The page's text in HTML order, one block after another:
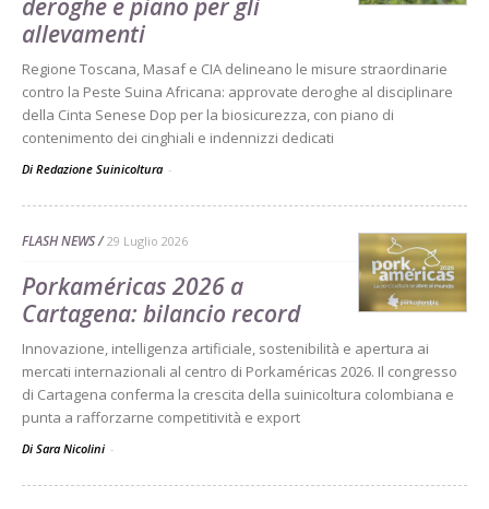
deroghe e piano per gli
allevamenti
Regione Toscana, Masaf e CIA delineano le misure straordinarie
contro la Peste Suina Africana: approvate deroghe al disciplinare
della Cinta Senese Dop per la biosicurezza, con piano di
contenimento dei cinghiali e indennizzi dedicati
Di Redazione Suinicoltura -
FLASH NEWS 29 Luglio 2026
Porkaméricas 2026 a
Cartagena: bilancio record
Innovazione, intelligenza artificiale, sostenibilità e apertura ai
mercati internazionali al centro di Porkaméricas 2026. Il congresso
di Cartagena conferma la crescita della suinicoltura colombiana e
punta a rafforzarne competitività e export
Di Sara Nicolini -